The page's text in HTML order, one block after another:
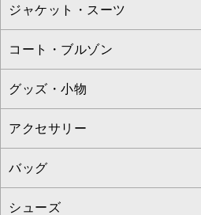
ニット・セーター
カーディガン
アンサンブルセット
ベスト・ジレ
パーカー
タンクトップ・キャミソール
ドレス
チュニック
ジャンパースカート
その他のワンピース・ドレス
フルレングスパンツ
クロップド・半端丈パンツ
ガウチョ・ワイドパンツ
ハーフ・ショート丈パンツ
サロペット・オールインワン
その他のパンツ
すべてのスカート
ロング・マキシ丈スカート
ひざ丈スカート
ミモレ丈スカート
ショート・ミニ丈スカート
その他のスカート
ジャケット・スーツ
すべてのジャケット・スーツ
テーラードジャケット
ノーカラージャケット
セットアップ
セットアップジャケット
コート・ブルゾン
すべてのコート・ブルゾン
トレンチコート
ピーコート
ダッフルコート
グッズ・小物
すべてのグッズ・小物
マスク
ストール・マフラー・スヌード
アクセサリー
すべてのアクセサリー
ネックレス
バッグ
すべてのバッグ
シューズ